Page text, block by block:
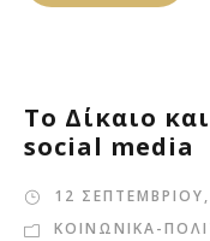
Το Δίκαιο
social media
12
ΚΟΙΝΩΝΙΚΑ-